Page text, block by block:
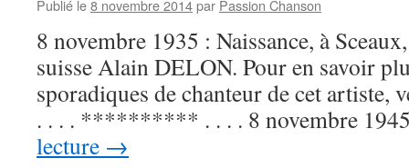
Publié le8 novembre 2014par Passion Chanson
8 novembre 1935 : Naissance, à
suisse Alain DELON. Pour en savoir
sporadiques de chanteur de cet
. . . . ********** . . . . 8 novembre
lecture →